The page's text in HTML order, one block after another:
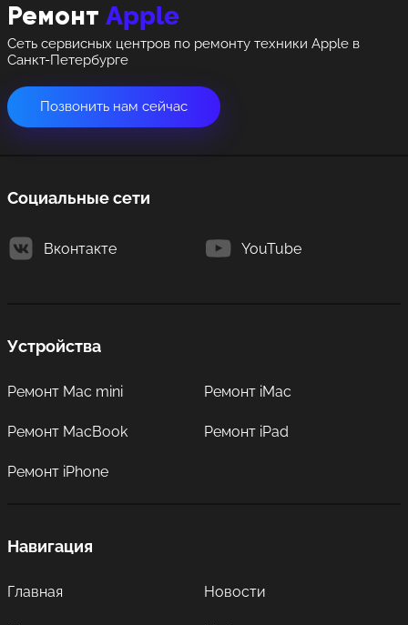
Ремонт Apple
Сеть сервисных центров по ремонту техники Apple в
Санкт-Петербурге
Позвонить нам сейчас
Социальные сети
Вконтакте YouTube
Устройства
Ремонт Mac mini Ремонт iMac
Ремонт MacBook Ремонт iPad
Ремонт iPhone
Навигация
Главная Новости